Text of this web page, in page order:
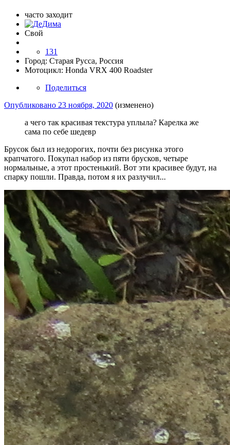
часто заходит
Свой
131
Город: Старая Русса, Россия
Мотоцикл: Honda VRX 400 Roadster
Поделиться
Опубликовано 23 ноября, 2020 (изменено)
а чего так красивая текстура уплыла? Карелка же
сама по себе шедевр
Брусок был из недорогих, почти без рисунка этого
крапчатого. Покупал набор из пяти брусков, четыре
нормальные, а этот простенький. Вот эти красивее будут, на
спарку пошли. Правда, потом я их разлучил...